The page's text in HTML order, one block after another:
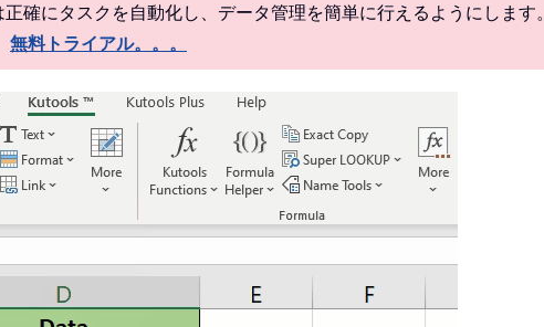
確にタスクを自動化し、データ管理を簡単に行えるようにします。
無料トライアル。。。